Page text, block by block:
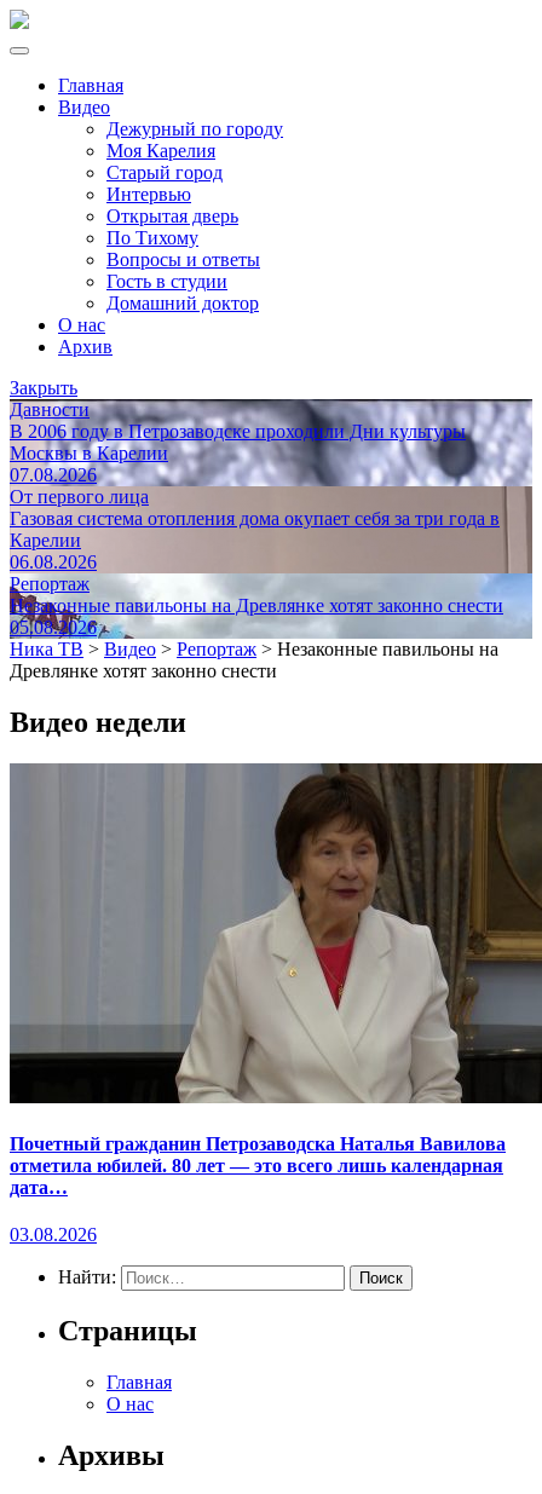
Главная
Видео
Дежурный по городу
Моя Карелия
Старый город
Интервью
Открытая дверь
По Тихому
Вопросы и ответы
Гость в студии
Домашний доктор
О нас
Архив
Закрыть
Давности
В 2006 году в Петрозаводске проходили Дни культуры
Москвы в Карелии
07.08.2026
От первого лица
Газовая система отопления дома окупает себя за три года в
Карелии
06.08.2026
Репортаж
Незаконные павильоны на Древлянке хотят законно снести
05.08.2026
Ника ТВ > Видео > Репортаж > Незаконные павильоны на
Древлянке хотят законно снести
Видео недели
Почетный гражданин Петрозаводска Наталья Вавилова
отметила юбилей. 80 лет — это всего лишь календарная
дата…
03.08.2026
Найти:
Страницы
Главная
О нас
Архивы